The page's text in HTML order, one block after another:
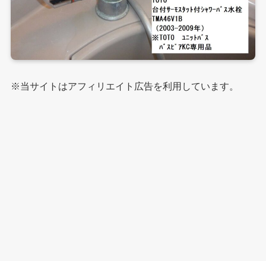
※当サイトはアフィリエイト広告を利用しています。